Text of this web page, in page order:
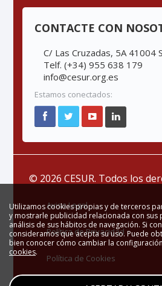
CONTACTE CON
C/ Las Cruzadas, 5A 41004
Telf. (+34) 955 638 179
info@cesur.org.es
Estamos conectados:
© 2026 CESUR. Todos los
Aviso Legal
Política de Privacidad
Política de Cookies
Utilizamos cookies propias y de terceros
y mostrarle publicidad relacionada con sus
análisis de sus hábitos de navegación. Si
consideramos que acepta su uso. Puede
bien conocer cómo cambiar la
cookies.